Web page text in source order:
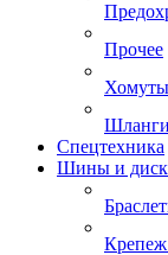
Прочее
Хомуты
Шланги
Спецтехника
Шины и
Крепеж